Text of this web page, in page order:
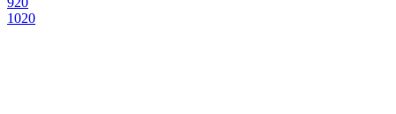
1020